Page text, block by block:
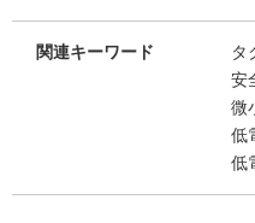
関連キーワード
タ
安
微
低
低